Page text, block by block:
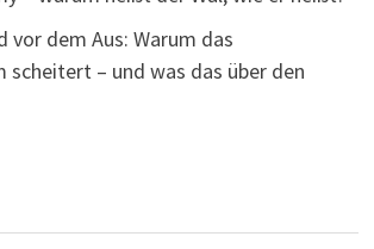
vor dem Aus: Warum das
scheitert – und was das über den